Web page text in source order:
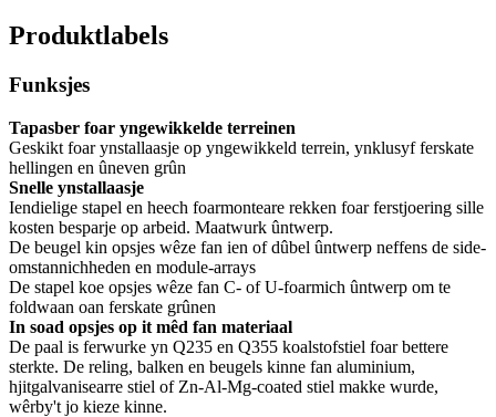
Produktlabels
Funksjes
Tapasber foar yngewikkelde terreinen
Geskikt foar ynstallaasje op yngewikkeld terrein, ynklusyf ferskate
hellingen en ûneven grûn
Snelle ynstallaasje
Iendielige stapel en heech foarmonteare rekken foar ferstjoering sille
kosten besparje op arbeid. Maatwurk ûntwerp.
De beugel kin opsjes wêze fan ien of dûbel ûntwerp neffens de side-
omstannichheden en module-arrays
De stapel koe opsjes wêze fan C- of U-foarmich ûntwerp om te
foldwaan oan ferskate grûnen
In soad opsjes op it mêd fan materiaal
De paal is ferwurke yn Q235 en Q355 koalstofstiel foar bettere
sterkte. De reling, balken en beugels kinne fan aluminium,
hjitgalvanisearre stiel of Zn-Al-Mg-coated stiel makke wurde,
wêrby't jo kieze kinne.